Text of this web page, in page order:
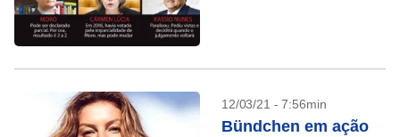
12/03/21 - 7:56min
Bündchen em ação